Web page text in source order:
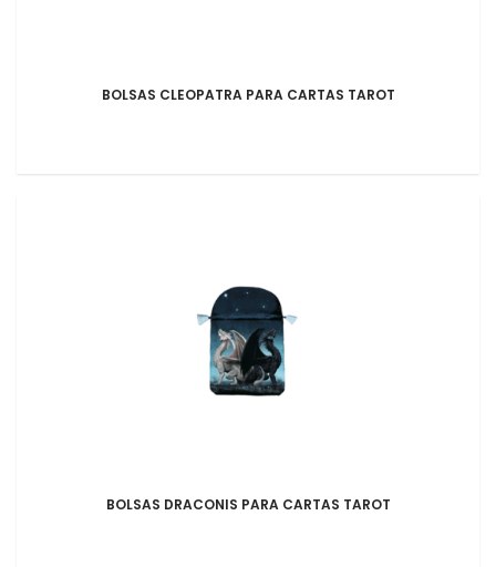
BOLSAS CLEOPATRA PARA CARTAS TAROT
BOLSAS DRACONIS PARA CARTAS TAROT